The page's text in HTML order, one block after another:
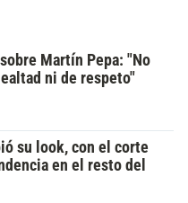
Martín Pepa: "No
ni de respeto"
su look, con el corte
en el resto del